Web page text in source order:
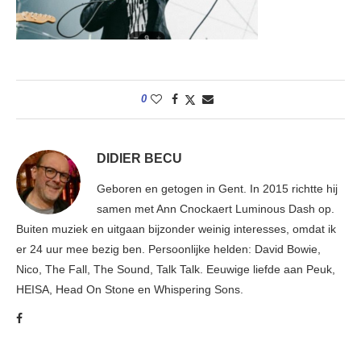
0
DIDIER BECU
Geboren en getogen in Gent. In 2015 richtte hij
samen met Ann Cnockaert Luminous Dash op.
Buiten muziek en uitgaan bijzonder weinig interesses, omdat ik
er 24 uur mee bezig ben. Persoonlijke helden: David Bowie,
Nico, The Fall, The Sound, Talk Talk. Eeuwige liefde aan Peuk,
HEISA, Head On Stone en Whispering Sons.